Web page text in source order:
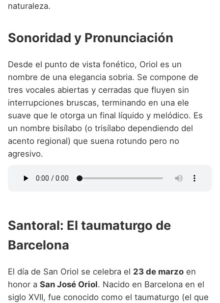
naturaleza.
Sonoridad y Pronunciación
Desde el punto de vista fonético, Oriol es un
nombre de una elegancia sobria. Se compone de
tres vocales abiertas y cerradas que fluyen sin
interrupciones bruscas, terminando en una ele
suave que le otorga un final líquido y melódico. Es
un nombre bisílabo (o trisílabo dependiendo del
acento regional) que suena rotundo pero no
agresivo.
Santoral: El taumaturgo de
Barcelona
El día de San Oriol se celebra el 23 de marzo en
honor a San José Oriol. Nacido en Barcelona en el
siglo XVII, fue conocido como el taumaturgo (el que